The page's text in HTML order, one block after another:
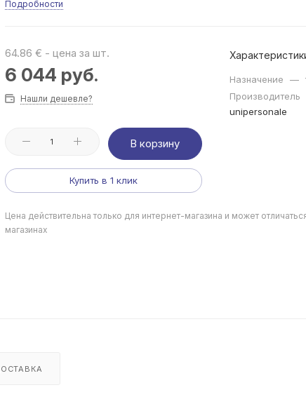
Подробности
64.86 € - цена за шт.
6 044 руб.
Нашли дешевле?
В корзину
Купить в 1 клик
Назначение —
Производитель
unipersonale
Цена действительна только для интернет-магазина и может
магазинах